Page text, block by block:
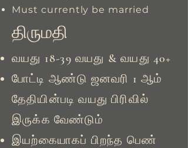
Must currently be married
திருமதி
வயது 18-39 வயது & வயது 40+
போட்டி ஆண்டு ஜனவரி 1 ஆம்
தேதியின்படி வயது பிரிவில்
இருக்க வேண்டும்
இயற்கையாகப் பிறந்த பெண்